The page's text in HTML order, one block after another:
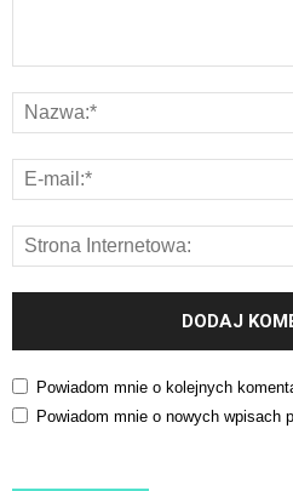
Powiadom mnie o kolejnych
Powiadom mnie o nowych wpisach